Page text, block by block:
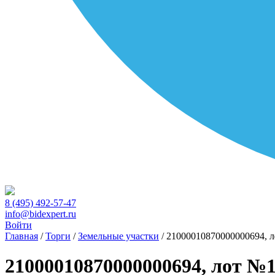
8 (495) 492-57-47
info@bidexpert.ru
Войти
Главная /Торги /Земельные участки / 21000010870000000694,
21000010870000000694, лот №1